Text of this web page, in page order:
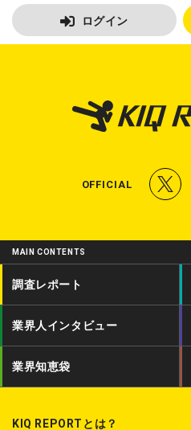
ログイン
OFFICIAL
T
i
t
MAIN CONTENTS
調査レポート
業界人インタビュー
業界知恵袋
KIQ REPORTとは？